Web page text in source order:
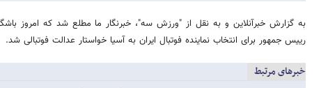
به گزارش خبرآنلاین و به نقل از "ورزش سه"، خبرنگار ما مطلع شد که امروز
رییس جمهور برای انتخاب نماینده فوتبال ایران به آسیا خواستار عدالت فوتبالی شد.
خبرهای مرتبط